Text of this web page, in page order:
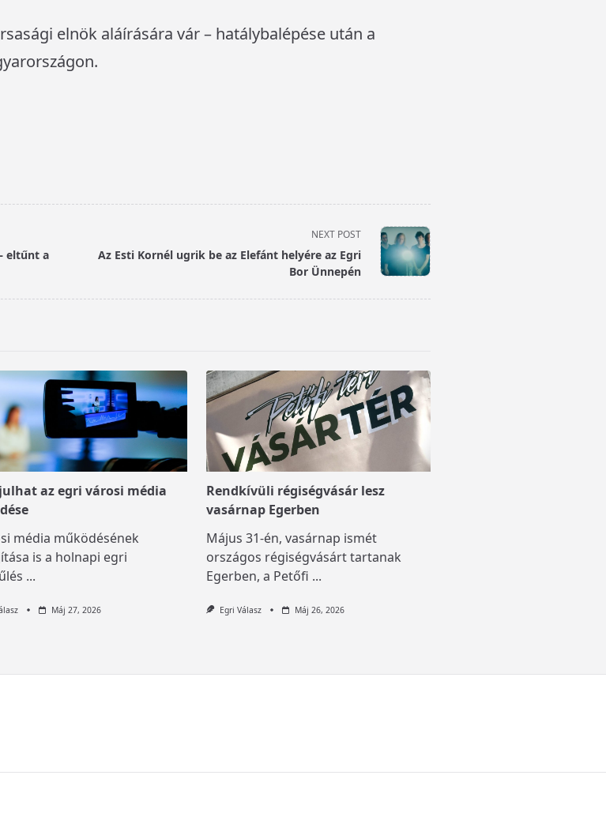
elnök aláírására vár – hatálybalépése után a
eltűnt a
NEXT POST
Az Esti Kornél ugrik be az Elefánt helyére az Egri
Bor Ünnepén
az egri városi média
média működésének
is a holnapi egri
...
Máj 27, 2026
Rendkívüli régiségvásár lesz
vasárnap Egerben
Május 31-én, vasárnap ismét
országos régiségvásárt tartanak
Egerben, a Petőfi ...
Egri Válasz Máj 26, 2026